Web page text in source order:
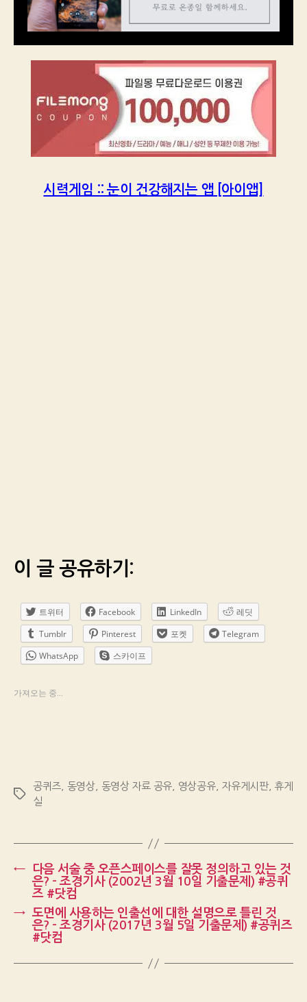
시력게임 :: 눈이 건강해지는 앱 [아이앱]
이 글 공유하기:
트위터 Facebook LinkedIn
레딧
Tumblr
Pinterest 포켓
Telegram
WhatsApp
스카이프
가져오는 중...
Tags
공퀴즈 동영상 동영상 자료 공유 영상공유, 자유게시판, 휴게
실
←
다음 서술 중 오픈스페이스를 잘못 정의하고 있는 것
은? – 조경기사 (2002년 3월 10일 기출문제) #공퀴
즈 #닷컴
→ 도면에 사용하는 인출선에 대한 설명으로 틀린 것
은? – 조경기사 (2017년 3월 5일 기출문제) #공퀴즈
#닷컴